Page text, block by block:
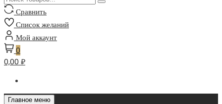
Сравнить
Список желаний
Мой аккаунт
0
0,00 ₽
Главное меню